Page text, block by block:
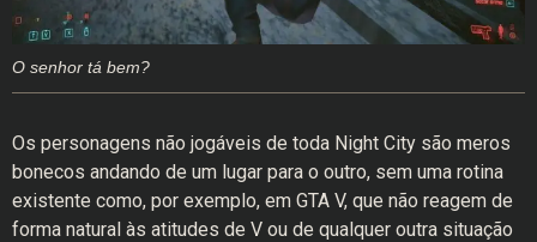
O senhor tá bem?
Os personagens não jogáveis de toda Night City são meros
bonecos andando de um lugar para o outro, sem uma rotina
existente como, por exemplo, em GTA V, que não reagem de
forma natural às atitudes de V ou de qualquer outra situação